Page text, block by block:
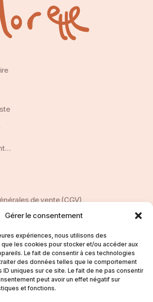
Gérer le consentement
expériences, nous utilisons des
les cookies pour stocker et/ou accéder aux
Le fait de consentir à ces technologies
des données telles que le comportement
ID uniques sur ce site. Le fait de ne pas consentir
peut avoir un effet négatif sur
et fonctions.
de vente (CGV)